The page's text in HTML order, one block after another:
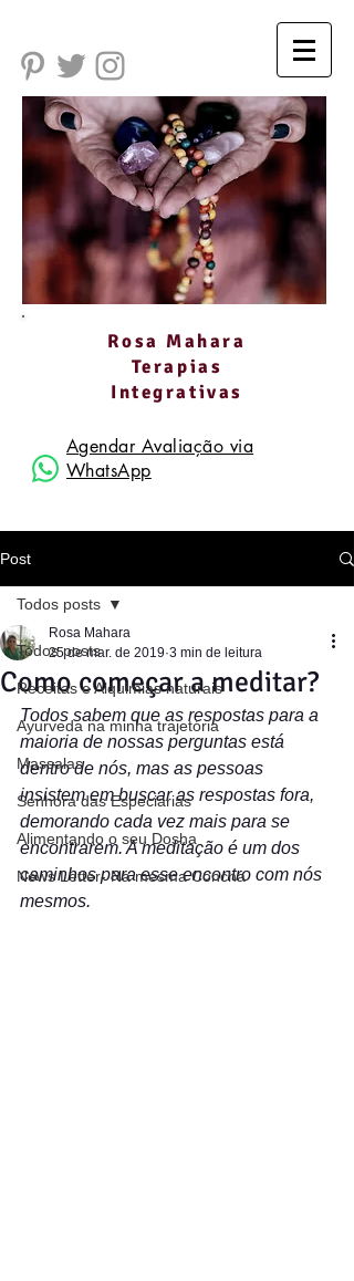
Rosa Mahara
Terapias
Integrativas
Agendar Avaliação via
WhatsApp
Post
Todos posts
Receitas e Alquimias naturais
Ayurveda na minha trajetória
Massalas
Senhora das Especiarias
Alimentando o seu Dosha
News Letter- Na mesma Concha
Todos posts
Como começar a meditar?
Rosa Mahara
25 de mar. de 2019 3 min de leitura
Todos sabem que as respostas para a
maioria de nossas perguntas está
dentro de nós, mas as pessoas
insistem em buscar as respostas fora,
demorando cada vez mais para se
encontrarem. A meditação é um dos
caminhos para esse encontro com nós
mesmos.